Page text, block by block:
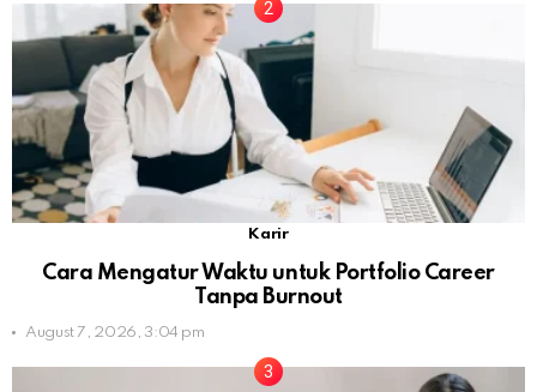
Karir
Cara Mengatur Waktu untuk Portfolio Career
Tanpa Burnout
August 7, 2026, 3:04 pm